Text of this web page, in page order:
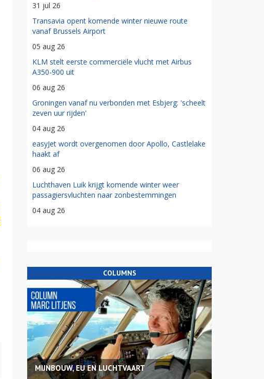
31 jul 26
Transavia opent komende winter nieuwe route
vanaf Brussels Airport
05 aug 26
KLM stelt eerste commerciële vlucht met Airbus
A350-900 uit
06 aug 26
Groningen vanaf nu verbonden met Esbjerg: 'scheelt
zeven uur rijden'
04 aug 26
easyJet wordt overgenomen door Apollo, Castlelake
haakt af
06 aug 26
Luchthaven Luik krijgt komende winter weer
passagiersvluchten naar zonbestemmingen
04 aug 26
COLUMNS
MIJNBOUW, EU EN LUCHTVAART